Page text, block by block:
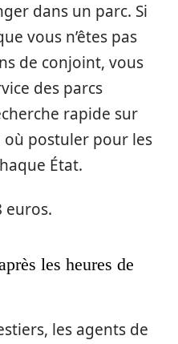
dans un parc. Si
vous n’êtes pas
de conjoint, vous
des parcs
rapide sur
postuler pour les
État.
euros.
les heures de
les agents de